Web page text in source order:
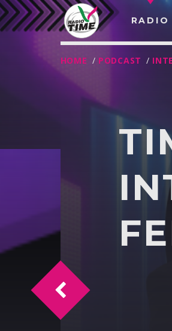
RADIO
HOME / PODCAST /
Time Sport intervista